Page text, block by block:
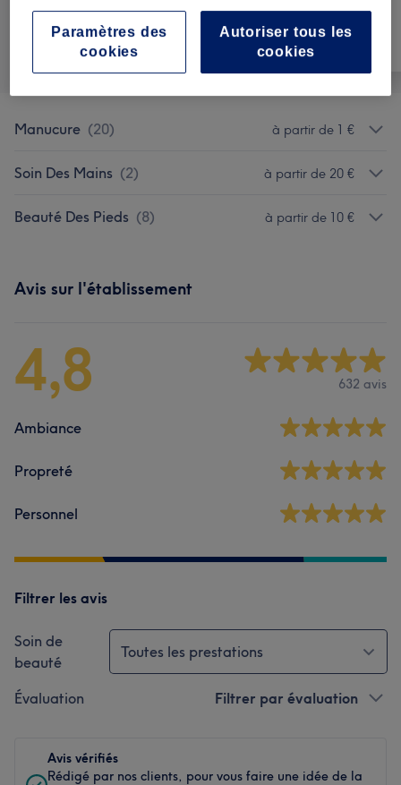
Tout
Manucure et
Beauté des pieds
Épilation
Manucure (20) à partir de 1 €
Soin Des Mains (2) à partir de 20 €
Beauté Des Pieds (8) à partir de 10 €
Avis sur l'établissement
4,8 632 avis
Ambiance
Propreté
Personnel
Filtrer les avis
Soin de
beauté
Toutes les prestations
Évaluation Filtrer par évaluation
Avis vérifiés
Rédigé par nos clients, pour vous faire une idée de la
Autoriser tous les
cookies
Paramètres des
cookies